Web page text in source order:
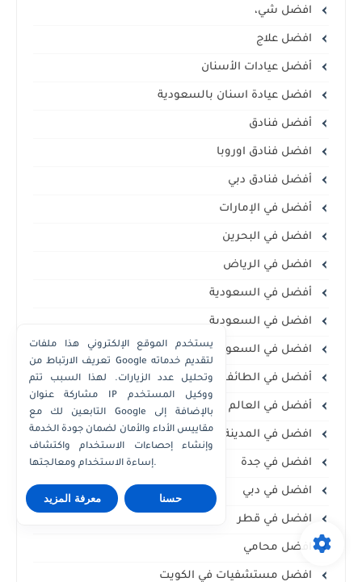
افضل شي،
افضل علاج
أفضل عيادات الأسنان
افضل عيادة اسنان بالسعودية
أفضل فنادق
افضل فنادق اوروبا
أفضل فنادق دبي
أفضل في الإمارات
افضل في البحرين
افضل في الرياض
أفضل في السعودية
افضل في السعودية
افضل في السعودية،
أفضل في الطائف
أفضل في العالم
افضل في المدينة المنورة
افضل في جدة
افضل في دبي
افضل في قطر
افضل محامي
افضل مستشفيات في الكويت
يستخدم الموقع الإلكتروني هذا ملفات
تعريف الارتباط من Google لتقديم خدماته
وتحليل عدد الزيارات. لهذا السبب تتم
مشاركة عنوان IP ووكيل المستخدم
التابعين لك مع Google بالإضافة إلى
مقاييس الأداء والأمان لضمان جودة الخدمة
وإنشاء إحصاءات الاستخدام واكتشاف
إساءة الاستخدام ومعالجتها.
معرفة المزيد حسنا